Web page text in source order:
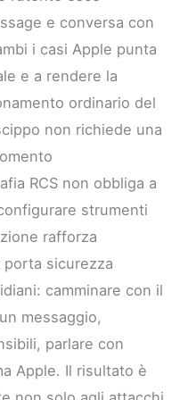
e conversa con
i casi Apple punta
e a rendere la
ordinario del
non richiede una
RCS non obbliga a
strumenti
rafforza
porta sicurezza
camminare con il
messaggio,
parlare con
Apple. Il risultato è